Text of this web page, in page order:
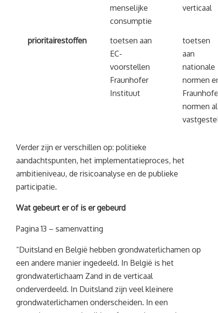
menselijke
consumptie
verticaal
prioritairestoffen
toetsen aan
EC-
voorstellen
Fraunhofer
Instituut
toetsen
aan
nationale
normen
normen
Verder zijn er verschillen op: politieke
aandachtspunten, het implementatieproces, het
ambitieniveau, de risicoanalyse en de publieke
participatie.
Wat gebeurt er of is er gebeurd
Pagina 13 – samenvatting
“Duitsland en België hebben grondwaterlichamen op
een andere manier ingedeeld. In België is het
grondwaterlichaam Zand in de verticaal
onderverdeeld. In Duitsland zijn veel kleinere
grondwaterlichamen onderscheiden. In een